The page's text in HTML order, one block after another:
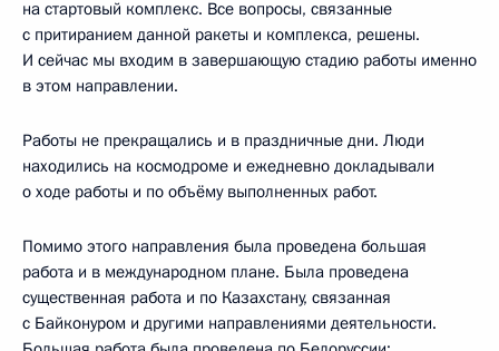
на стартовый комплекс. Все вопросы, связанные
с притиранием данной ракеты и комплекса, решены.
И сейчас мы входим в завершающую стадию работы именно
в этом направлении.
Работы не прекращались и в праздничные дни. Люди
находились на космодроме и ежедневно докладывали
о ходе работы и по объёму выполненных работ.
Помимо этого направления была проведена большая
работа и в международном плане. Была проведена
существенная работа и по Казахстану, связанная
с Байконуром и другими направлениями деятельности.